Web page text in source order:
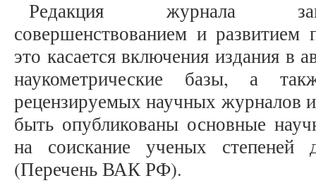
Редакция журнала
совершенствованием и
это касается включения издания в
наукометрические базы, а
рецензируемых научных журналов
быть опубликованы основные
на соискание ученых степеней
(Перечень ВАК РФ).